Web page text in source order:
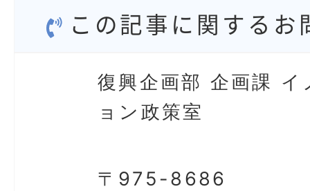
この記事に関するお
復興企画部 企画課 イ
ョン政策室
〒975-8686